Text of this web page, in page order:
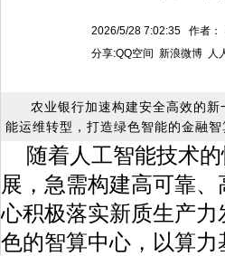
2026/5/28 7:02:35 作者：
分享:QQ空间 新浪微博 人
农业银行加速构建安全高效的
能运维转型，打造绿色智能的金融
随着人工智能技术
展，急需构建高可靠
心积极落实新质生产
色的智算中心，以算